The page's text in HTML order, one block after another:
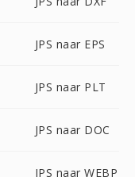
JPS naar EPS
JPS naar PLT
JPS naar DOC
JPS naar WEBP